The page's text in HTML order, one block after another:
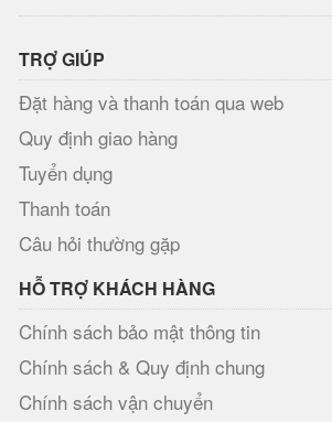
TRỢ GIÚP
Đặt hàng và thanh toán qua web
Quy định giao hàng
Tuyển dụng
Thanh toán
Câu hỏi thường gặp
HỖ TRỢ KHÁCH HÀNG
Chính sách bảo mật thông tin
Chính sách & Quy định chung
Chính sách vận chuyển